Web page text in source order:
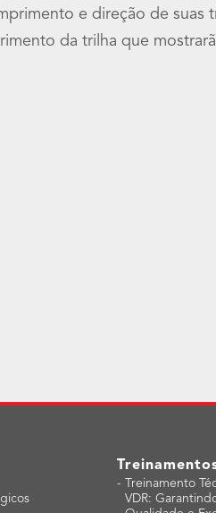
e direção de suas
da trilha que
- Treinamento
VDR: